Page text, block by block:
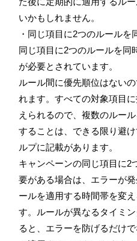
いかもしれません。
・同じ項目に2つのルールを
同じ項目に2つのルールを同
が必要とされています。
ルール間に優先順位はない
れます。すべての対象項目
えられるので、複数のルー
することは、できる限り避
ルプに記載があります。
キャンペーンの同じ項目に2
要がある場合は、エラーが
ールを適用する時間帯を変
す。ルールが異なるタイミ
ると、エラーを防げるだけ